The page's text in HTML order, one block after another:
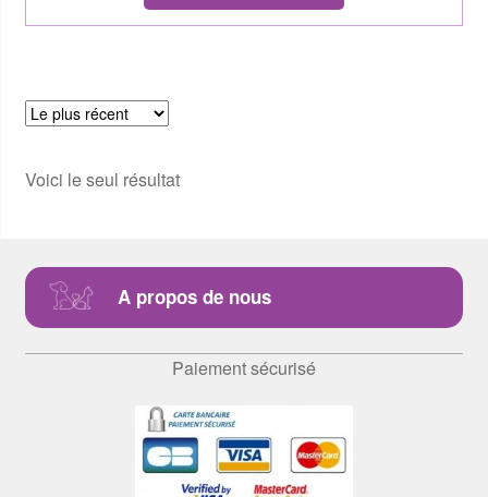
Voici le seul résultat
A propos de nous
Paiement sécurisé